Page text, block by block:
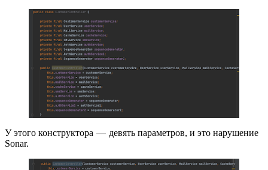
У этого конструктора — девять параметров, и это нарушение
Sonar.